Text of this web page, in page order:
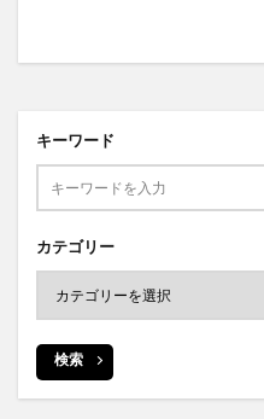
キーワード
カテゴリー
検索